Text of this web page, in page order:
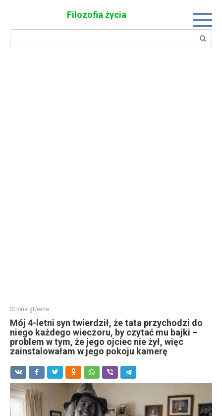
Filozofia życia
Search:
Strona główna
Mój 4-letni syn twierdził, że tata przychodzi do
niego każdego wieczoru, by czytać mu bajki –
problem w tym, że jego ojciec nie żył, więc
zainstalowałam w jego pokoju kamerę